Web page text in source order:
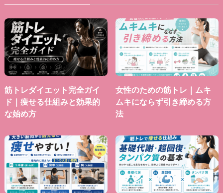
筋トレダイエット完全ガイ
ド｜痩せる仕組みと効果的
な始め方
女性のための筋トレ｜ムキ
ムキにならず引き締める方
法